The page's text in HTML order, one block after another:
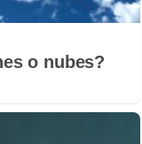
o nubes?